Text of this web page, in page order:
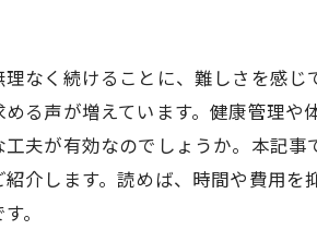
なく続けることに、難しさを感
る声が増えています。健康管理
夫が有効なのでしょうか。本記
介します。読めば、時間や費用
。